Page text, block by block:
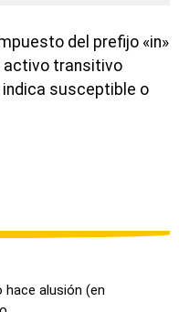
del prefijo «in»
activo transitivo
indica susceptible o
alusión (en